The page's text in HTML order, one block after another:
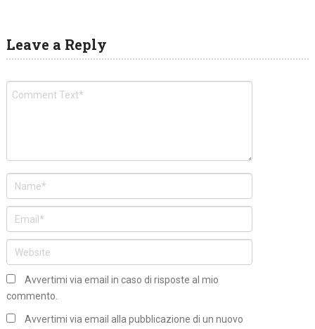
Leave a Reply
Avvertimi via email in caso di risposte al mio
commento.
Avvertimi via email alla pubblicazione di un nuovo